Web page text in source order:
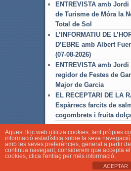
ENTREVISTA amb
de Turisme de Móra la
Total de Sol
L’INFORMATIU DE
D’EBRE amb Albert
(07-08-2026)
ENTREVISTA amb
regidor de Festes de
Major de Garcia
EL RECEPTARI DE LA
Espàrrecs farcits de
cogombrets i fruita
© Associació Local de Ràdio
Aquest lloc web utilitza cookies, tant pròpies
informació estadística sobre la seva
amb les seves preferències, generat a partir
continua navegant, considerem que accepta
cookies, clica l'enllaç per més informació.
ACEPTAR